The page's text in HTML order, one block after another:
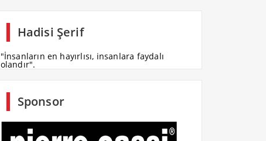
Hadisi Şerif
"İnsanların en hayırlısı, insanlara faydalı
olandır".
Sponsor